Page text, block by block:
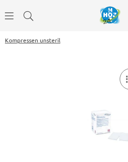
Kompressen unsteril